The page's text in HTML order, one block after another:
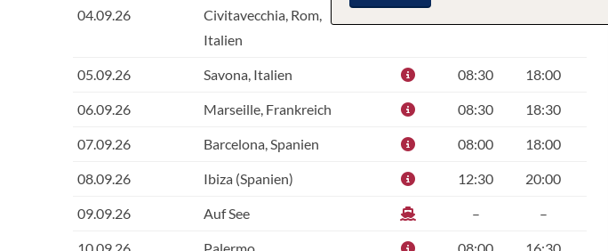
04.09.26
Civitavecchia, Rom,
Italien
05.09.26 Savona, Italien 08:30 18:00
06.09.26 Marseille, Frankreich 08:30 18:30
07.09.26 Barcelona, Spanien 08:00 18:00
08.09.26 Ibiza (Spanien) 12:30 20:00
09.09.26 Auf See – –